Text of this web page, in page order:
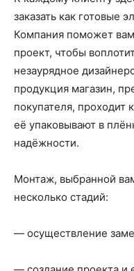
заказать как готовые
Компания поможет
проект, чтобы
незаурядное
продукция магазин,
покупателя, проходит
её упаковывают в
надёжности.
Монтаж, выбранной
несколько стадий:
— осуществление